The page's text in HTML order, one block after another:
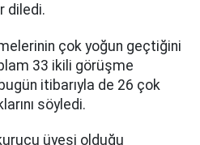
diledi.
çok yoğun geçtiğini
33 ikili görüşme
itibarıyla de 26 çok
söyledi.
üyesi olduğu